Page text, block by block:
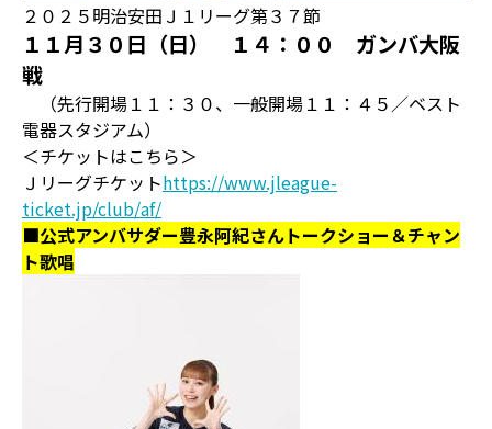
２０２５明治安田Ｊ１リーグ第３７節
１１月３０日（日） １４：００ ガンバ大阪
戦
（先行開場１１：３０、一般開場１１：４５／ベスト
電器スタジアム）
＜チケットはこちら＞
Ｊリーグチケットhttps://www.jleague-
ticket.jp/club/af/
■公式アンバサダー豊永阿紀さんトークショー＆チャン
ト歌唱